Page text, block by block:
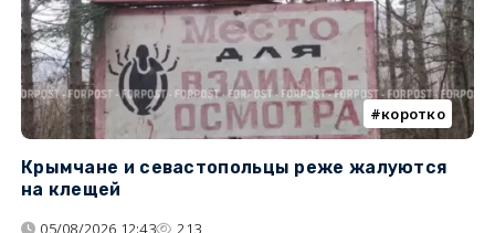
коротко
Крымчане и севастопольцы реже жалуются
на клещей
05/08/2026 12:43 213